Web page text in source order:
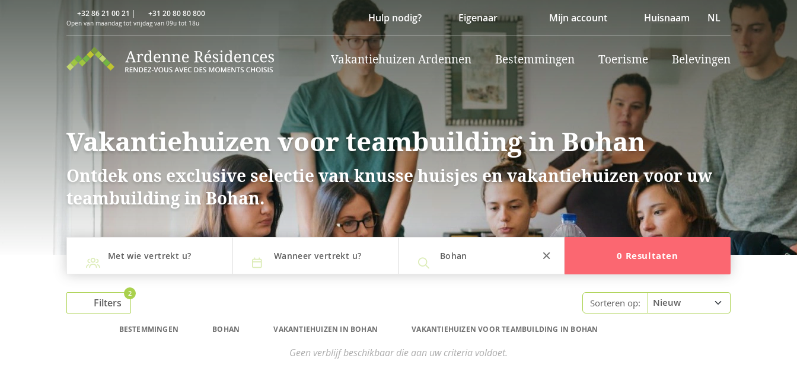
+32 86 21 00 21 | +31 20 80 80 800
Open van maandag tot vrijdag van 09u tot 18u Hulp nodig? Eigenaar Mijn account Huisnaam NL
Vakantiehuizen Ardennen Bestemmingen Toerisme Belevingen
Vakantiehuizen voor teambuilding in Bohan
Ontdek ons exclusive selectie van knusse huisjes en vakantiehuizen voor uw
teambuilding in Bohan.
Met wie vertrekt u? Wanneer vertrekt u? Bohan 0 Resultaten
Filters
2
Sorteren op:
BESTEMMINGEN BOHAN VAKANTIEHUIZEN IN BOHAN VAKANTIEHUIZEN VOOR TEAMBUILDING IN BOHAN
Geen verblijf beschikbaar die aan uw criteria voldoet.